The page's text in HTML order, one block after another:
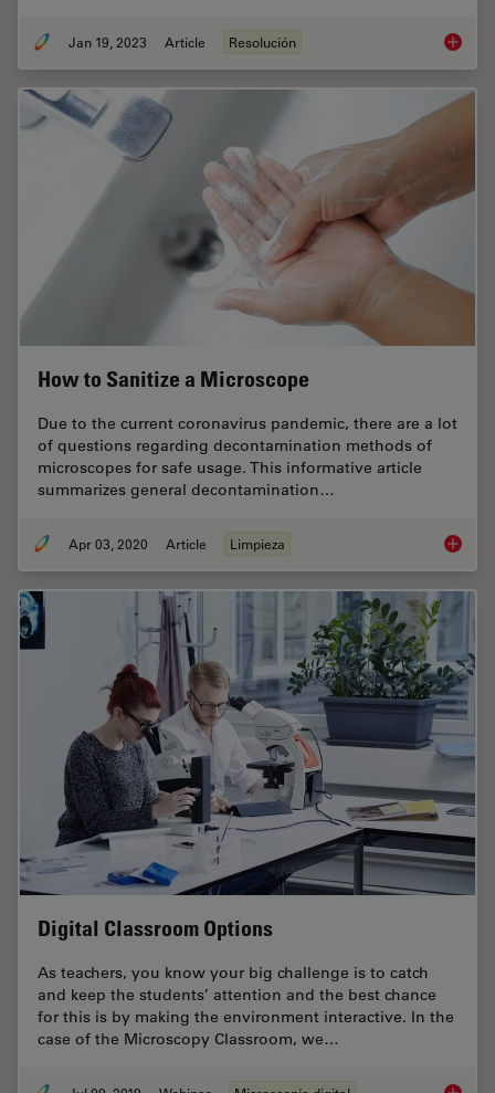
Jan 19, 2023 Article Resolución
How to Sanitize a Microscope
Due to the current coronavirus pandemic, there are a lot
of questions regarding decontamination methods of
microscopes for safe usage. This informative article
summarizes general decontamination…
Apr 03, 2020 Article Limpieza How to
Digital Classroom Options
As teachers, you know your big challenge is to catch
and keep the students’ attention and the best chance
for this is by making the environment interactive. In the
case of the Microscopy Classroom, we…